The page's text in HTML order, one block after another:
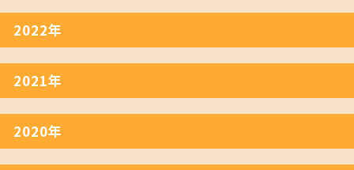
2022年
2021年
2020年